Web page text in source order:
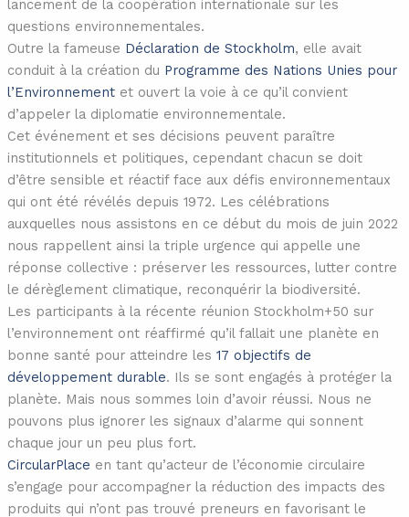
lancement de la coopération internationale sur les
questions environnementales.
Outre la fameuse Déclaration de Stockholm, elle avait
conduit à la création du Programme des Nations Unies pour
l’Environnementet ouvert la voie à ce qu’il convient
d’appeler la diplomatie environnementale.
Cet événement et ses décisions peuvent paraître
institutionnels et politiques, cependant chacun se doit
d’être sensible et réactif face aux défis environnementaux
qui ont été révélés depuis 1972. Les célébrations
auxquelles nous assistons en ce début du mois de juin 2022
nous rappellent ainsi la triple urgence qui appelle une
réponse collective : préserver les ressources, lutter contre
le dérèglement climatique, reconquérir la biodiversité.
Les participants à la récente réunion Stockholm+50 sur
l’environnement ont réaffirmé qu’il fallait une planète en
bonne santé pour atteindre les 17 objectifs de
développement durable. Ils se sont engagés à protéger la
planète. Mais nous sommes loin d’avoir réussi. Nous ne
pouvons plus ignorer les signaux d’alarme qui sonnent
chaque jour un peu plus fort.
CircularPlace en tant qu’acteur de l’économie circulaire
s’engage pour accompagner la réduction des impacts des
produits qui n’ont pas trouvé preneurs en favorisant le